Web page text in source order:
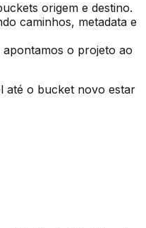
origem e destino.
caminhos, metadata e
o projeto ao
até o bucket novo estar